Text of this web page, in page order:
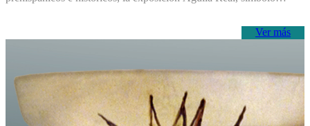
Ver más